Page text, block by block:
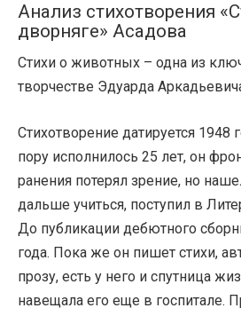
Анализ стихотворения
дворняге» Асадова
Стихи о животных – одна из
творчестве Эдуарда
Стихотворение датируется 1948
пору исполнилось 25 лет, он
ранения потерял зрение, но
дальше учиться, поступил в
До публикации дебютного
года. Пока же он пишет стихи,
прозу, есть у него и спутница
навещала его еще в госпитале.